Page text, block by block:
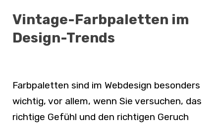
Vintage-Farbpaletten im
Design-Trends
Farbpaletten sind im Webdesign besonders
wichtig, vor allem, wenn Sie versuchen, das
richtige Gefühl und den richtigen Geruch